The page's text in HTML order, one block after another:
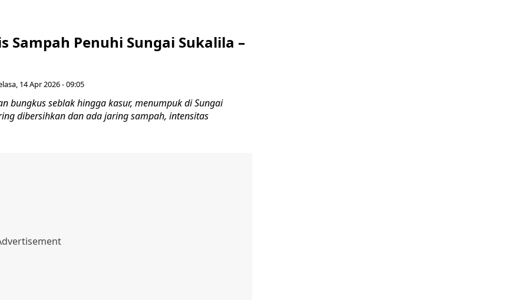
Sampah Penuhi Sungai Sukalila –
14 Apr 2026 - 09:05
bungkus seblak hingga kasur, menumpuk di Sungai
dibersihkan dan ada jaring sampah, intensitas